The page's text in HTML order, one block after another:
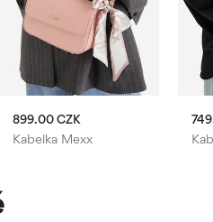
Kabelka Mexx
899.00 CZK